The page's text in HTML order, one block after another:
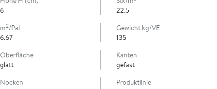
6
22.5
m2/Pal
6.67
Gewicht kg/VE
135
Oberfläche
glatt
Kanten
gefast
Nocken
Produktlinie